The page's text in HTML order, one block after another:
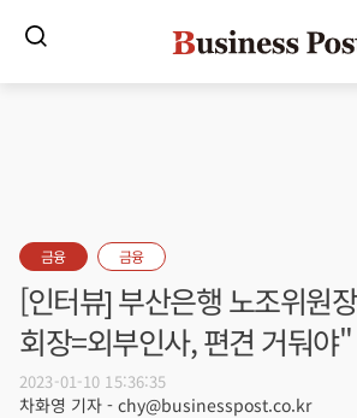
금융 금융
[인터뷰] 부산은행 노조위원
회장=외부인사, 편견 거둬야"
2023-01-10 15:36:35
차화영 기자 - chy@businesspost.co.kr